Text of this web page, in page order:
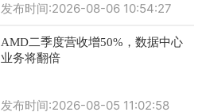
发布时间:2026-08-06 10:54:27
AMD二季度营收增50%，数据中心
业务将翻倍
发布时间:2026-08-05 11:02:58